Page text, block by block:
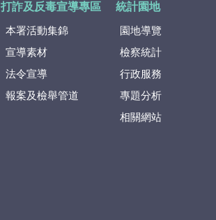
打詐及反毒宣導專區
本署活動集錦
宣導素材
法令宣導
報案及檢舉管道
統計園地
園地導覽
檢察統計
行政服務
專題分析
相關網站